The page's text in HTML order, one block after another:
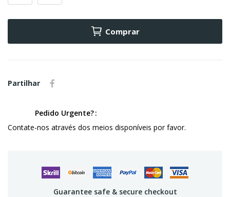
Comprar
Partilhar
Pedido Urgente?
Contate-nos através dos meios disponíveis por favor.
Guarantee safe & secure checkout